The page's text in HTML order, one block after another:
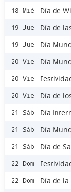
18 Mié Día de
19 Jue Día de
19 Jue Día
20 Vie Día
20 Vie
20 Vie Día de
21 Sáb Día
21 Sáb Día
21 Sáb Día de
22 Dom
22 Dom Día de la